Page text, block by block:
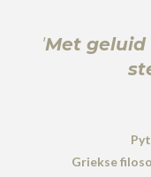
'Met geluid
Griekse